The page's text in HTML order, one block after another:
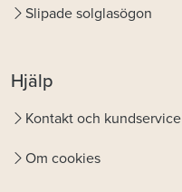
Slipade solglasögon
Hjälp
Kontakt och kundservice
Om cookies